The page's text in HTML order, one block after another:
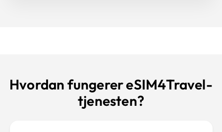
Hvordan fungerer eSIM4Travel-
tjenesten?